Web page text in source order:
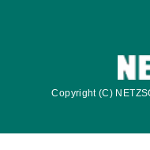
Copyright (C)